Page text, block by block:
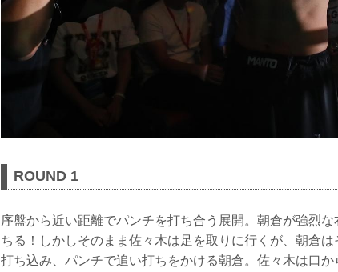
ROUND 1
序盤から近い距離でパンチを打ち合う展開。朝倉が強烈
ちる！しかしそのまま佐々木は足を取りに行くが、朝倉
打ち込み、パンチで追い打ちをかける朝倉。佐々木は口か